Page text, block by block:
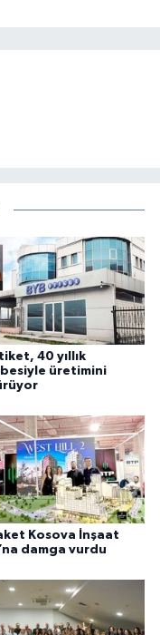
40 yıllık
üretimini
Kosova İnşaat
damga vurdu